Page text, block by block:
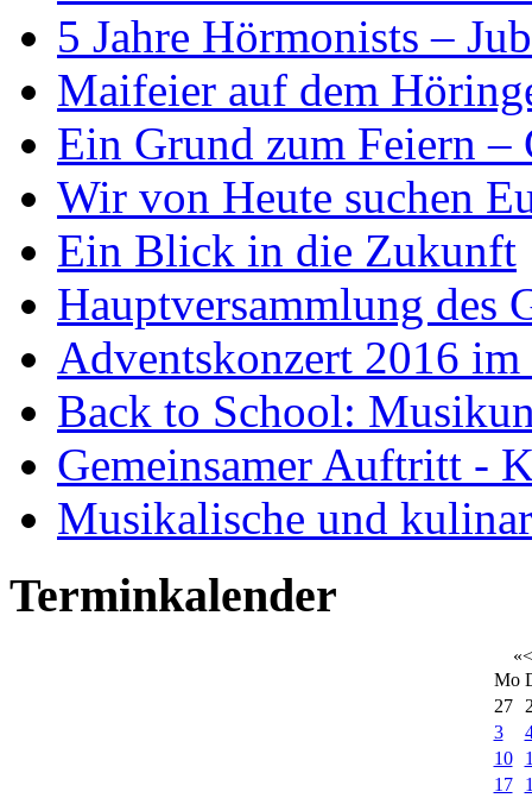
5 Jahre Hörmonists –
Maifeier auf dem
Ein Grund zum Feiern –
Wir von Heute suchen
Ein Blick in die Zukunft
Hauptversammlung des
Adventskonzert 2016 im
Back to School:
Gemeinsamer Auftritt -
Musikalische und
Terminkalender
«<
Mo
27
3
10
17